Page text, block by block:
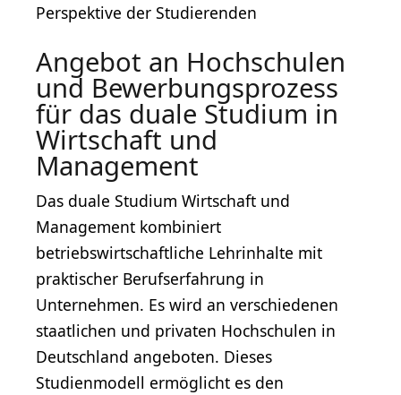
Perspektive der Studierenden
Angebot an Hochschulen
und Bewerbungsprozess
für das duale Studium in
Wirtschaft und
Management
Das duale Studium Wirtschaft und
Management kombiniert
betriebswirtschaftliche Lehrinhalte mit
praktischer Berufserfahrung in
Unternehmen. Es wird an verschiedenen
staatlichen und privaten Hochschulen in
Deutschland angeboten. Dieses
Studienmodell ermöglicht es den